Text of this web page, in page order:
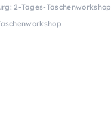
2-Tages-Taschenworkshop